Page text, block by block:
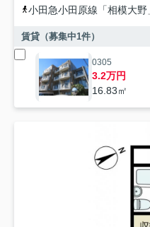
小田急小田原線 「相模大野
賃貸（募集中1件）
0305
3.2万円
16.83㎡